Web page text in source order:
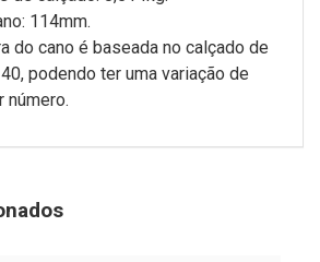
114mm.
do cano é baseada no calçado de
podendo ter uma variação de
número.